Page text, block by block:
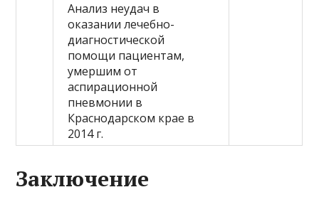
Анализ неудач в
оказании лечебно-
диагностической
помощи пациентам,
умершим от
аспирационной
пневмонии в
Краснодарском крае в
2014 г.
Заключение